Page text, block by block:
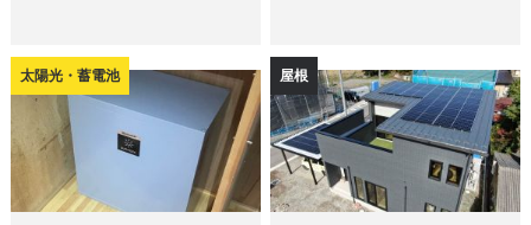
太陽光・蓄電池 屋根